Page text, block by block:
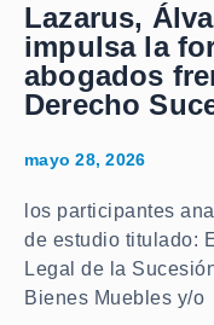
Lazarus,
impulsa la
abogados
Derecho
mayo 28, 2026
los participantes
de estudio titulado:
Legal de la
Bienes Muebles y/o